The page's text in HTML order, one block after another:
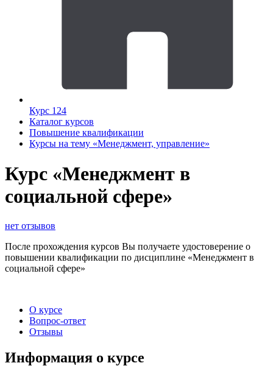
Курс 124
Каталог курсов
Повышение квалификации
Курсы на тему «Менеджмент, управление»
Курс «Менеджмент в
социальной сфере»
нет отзывов
После прохождения курсов Вы получаете удостоверение о
повышении квалификации по дисциплине «Менеджмент в
социальной сфере»
О курсе
Вопрос-ответ
Отзывы
Информация о курсе